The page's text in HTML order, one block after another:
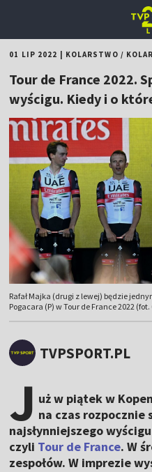
01 LIP 2022 KOLARSTWO /
Tour de France 2022.
wyścigu. Kiedy i o
Rafał Majka (drugi z lewej) będzie
Pogacara (P) w Tour de France 2022
TVPSPORT.PL
J uż w piątek w
na czas rozpocznie
najsłynniejszego
czyli Tour de France. W
zespołów. W imprezie